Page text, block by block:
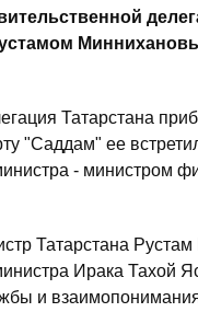
Татарстана
"Саддам" ее
- министром
Татарстана
Ирака Тахой
и